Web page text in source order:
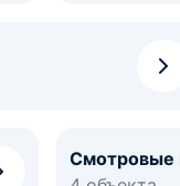
Смотровые